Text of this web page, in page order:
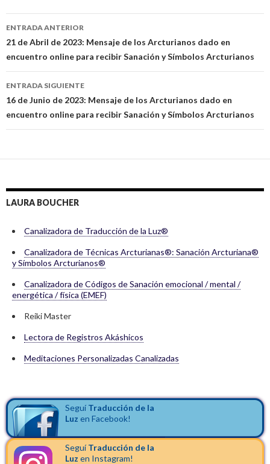
Navegación
de
entradas
ENTRADA ANTERIOR
21 de Abril de 2023: Mensaje de los Arcturianos dado en
encuentro online para recibir Sanación y Símbolos Arcturianos
ENTRADA SIGUIENTE
16 de Junio de 2023: Mensaje de los Arcturianos dado en
encuentro online para recibir Sanación y Símbolos Arcturianos
LAURA BOUCHER
Canalizadora de Traducción de la Luz®
Canalizadora de Técnicas Arcturianas®: Sanación Arcturiana®
y Símbolos Arcturianos®
Canalizadora de Códigos de Sanación emocional / mental /
energética / física (EMEF)
Reiki Master
Lectora de Registros Akáshicos
Meditaciones Personalizadas Canalizadas
Seguí Traducción de la
Luz en Facebook!
SeguíTraducción de la
Luz en Instagram!